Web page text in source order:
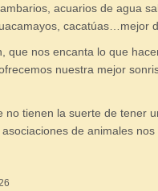
acuarios de agua
cacatúas…mejor
que nos encanta lo que
nuestra mejor
no tienen la suerte de tener
de animales nos